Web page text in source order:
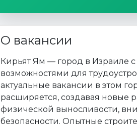
О вакансии
Кирьят Ям — город в Израиле
возможностями для
актуальные вакансии в этом
расширяется, создавая новые
физической выносливости,
безопасности. Опытные